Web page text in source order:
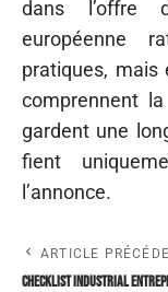
dans l’offre
européenne
pratiques, mais
comprennent
gardent une
fient
l’annonce.
ARTICLE
Checklist Industrial